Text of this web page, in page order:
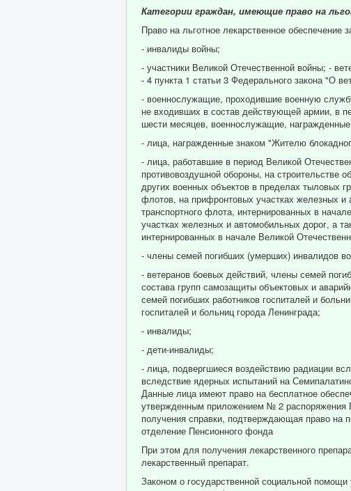
Категории граждан, имеющие право на
Право на льготное лекарственное
- инвалиды войны;
- участники Великой Отечественной войны; -
- 4 пункта 1 статьи 3 Федерального закона "О
- военнослужащие, проходившие военную
не входивших в состав действующей армии, в
шести месяцев, военнослужащие,
- лица, награжденные знаком "Жителю
- лица, работавшие в период Великой
противовоздушной обороны, на строитель­стве
других военных объектов в пределах тыловых
флотов, на прифронтовых участках железных
транспортного флота, интернированных в
участках железных и автомобильных дорог, а
интернированных в начале Великой
- члены семей погибших (умерших) инвалидов
- ветеранов боевых действий, члены семей
состава групп самозащиты объектовых и
семей погибших работников госпиталей и
госпиталей и больниц города Ленинграда;
- инвалиды;
- дети-инвалиды;
- лица, подвергшиеся воздействию радиации
вследствие ядерных испытаний на
Данные лица имеют право на бесплатное
утвержденным приложением № 2 распоряжения
получения справки, подтверждающая право на
отделение Пенсионного фонда
При этом для получения лекарственного
лекарственный препарат.
Законом о государственной социальной